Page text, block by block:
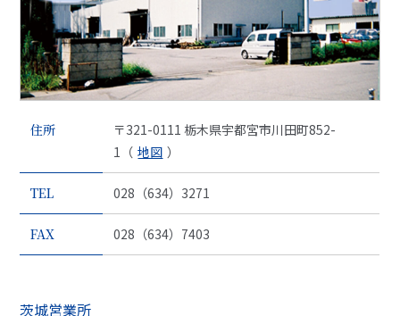
住所
〒321-0111 栃木県宇都宮市川田町852-
1（ 地図 ）
TEL 028（634）3271
FAX 028（634）7403
茨城営業所